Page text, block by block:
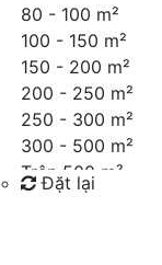
80 - 100 m²
100 - 150 m²
150 - 200 m²
200 - 250 m²
250 - 300 m²
300 - 500 m²
Trên 500 m²
Đặt lại